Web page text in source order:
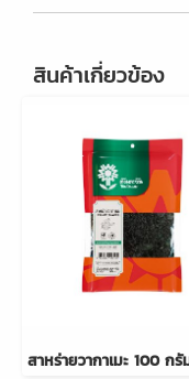
สินค้าเกี่ยวข้อง